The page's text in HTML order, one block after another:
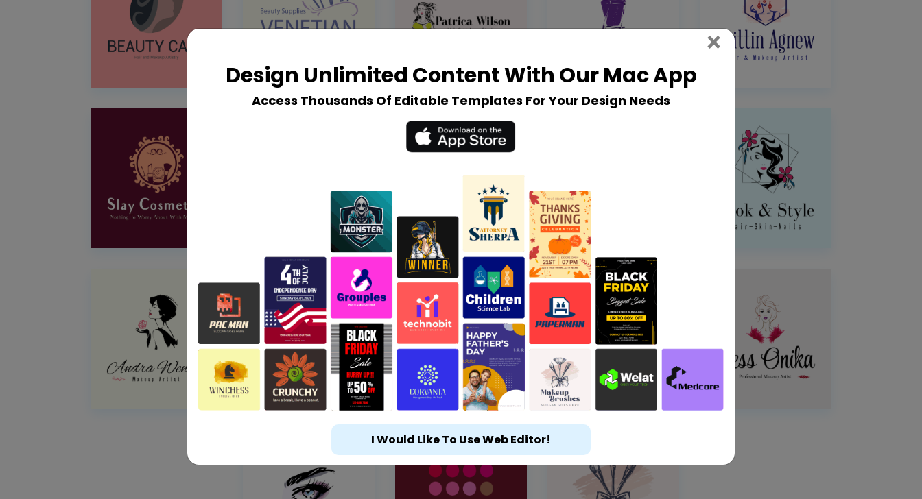
Design Unlimited Content With Our Mac App
Access Thousands Of Editable Templates For Your Design Needs
× Close
I Would Like To Use Web Editor!